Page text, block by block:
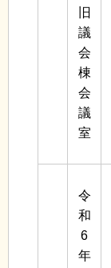
旧
議
会
棟
会
議
室
令
和
6
年